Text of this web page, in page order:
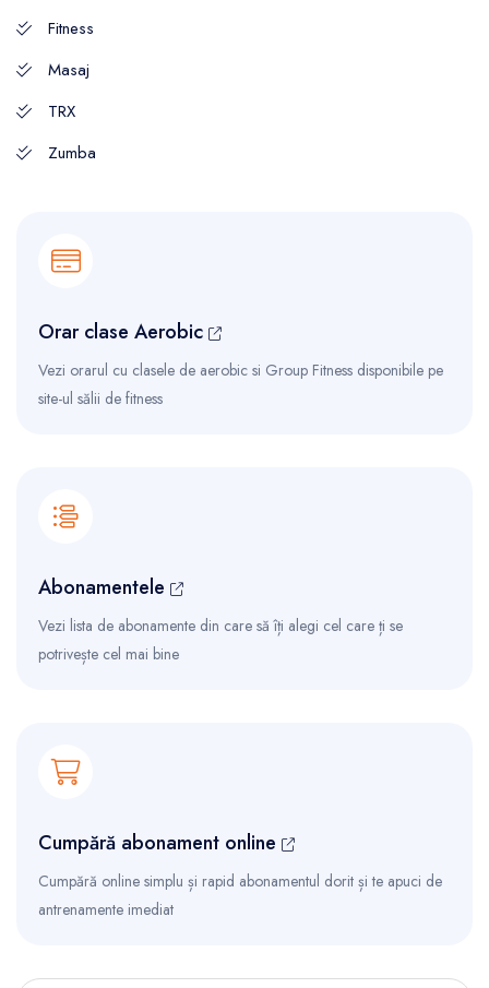
Fitness
Masaj
TRX
Zumba
Orar clase Aerobic
Vezi orarul cu clasele de aerobic si Group Fitness disponibile pe
site-ul sălii de fitness
Abonamentele
Vezi lista de abonamente din care să îți alegi cel care ți se
potrivește cel mai bine
Cumpără abonament online
Cumpără online simplu și rapid abonamentul dorit și te apuci de
antrenamente imediat